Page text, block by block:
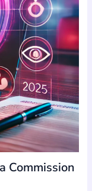
Commission